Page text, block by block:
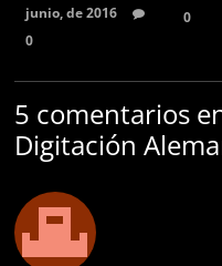
junio, de 2016
0
0
5 comentarios
Digitación